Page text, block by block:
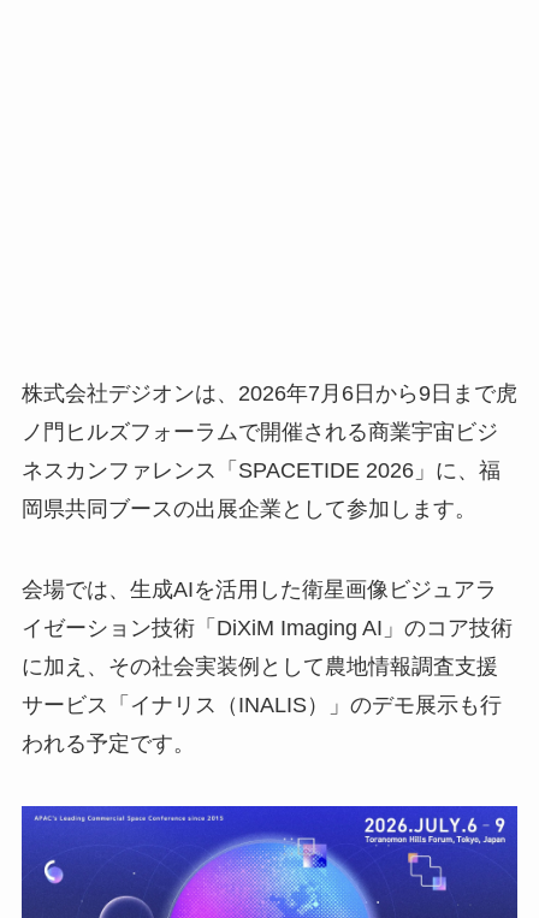
株式会社デジオンは、2026年7月6日から9日まで虎
ノ門ヒルズフォーラムで開催される商業宇宙ビジ
ネスカンファレンス「SPACETIDE 2026」に、福
岡県共同ブースの出展企業として参加します。
会場では、生成AIを活用した衛星画像ビジュアラ
イゼーション技術「DiXiM Imaging AI」のコア技術
に加え、その社会実装例として農地情報調査支援
サービス「イナリス（INALIS）」のデモ展示も行
われる予定です。